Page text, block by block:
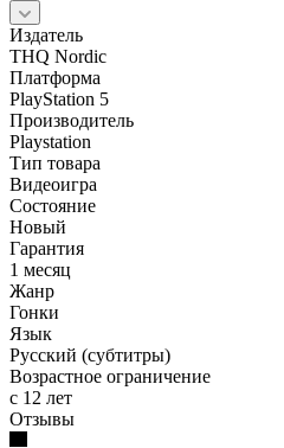
Издатель
THQ Nordic
Платформа
PlayStation 5
Производитель
Playstation
Тип товара
Видеоигра
Состояние
Новый
Гарантия
1 месяц
Жанр
Гонки
Язык
Русский (субтитры)
Возрастное ограничение
с 12 лет
Отзывы